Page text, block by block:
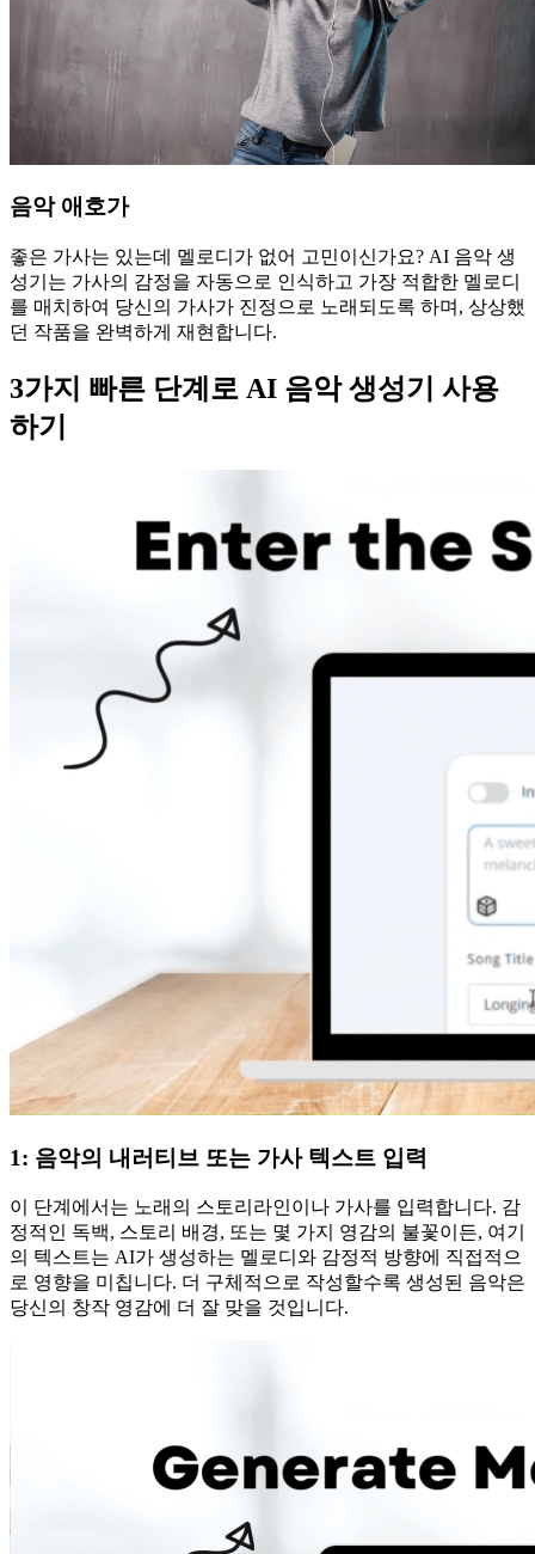
음악 애호가
좋은 가사는 있는데 멜로디가 없어 고민이신가요? AI 음악 생
성기는 가사의 감정을 자동으로 인식하고 가장 적합한 멜로디
를 매치하여 당신의 가사가 진정으로 노래되도록 하며, 상상했
던 작품을 완벽하게 재현합니다.
3가지 빠른 단계로 AI 음악 생성기 사용
하기
1: 음악의 내러티브 또는 가사 텍스트 입력
이 단계에서는 노래의 스토리라인이나 가사를 입력합니다. 감
정적인 독백, 스토리 배경, 또는 몇 가지 영감의 불꽃이든, 여기
의 텍스트는 AI가 생성하는 멜로디와 감정적 방향에 직접적으
로 영향을 미칩니다. 더 구체적으로 작성할수록 생성된 음악은
당신의 창작 영감에 더 잘 맞을 것입니다.